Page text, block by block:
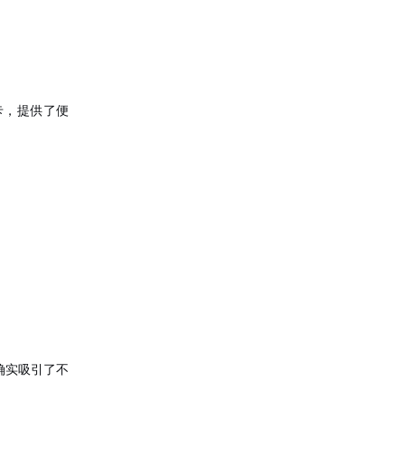
提供了便
实吸引了不